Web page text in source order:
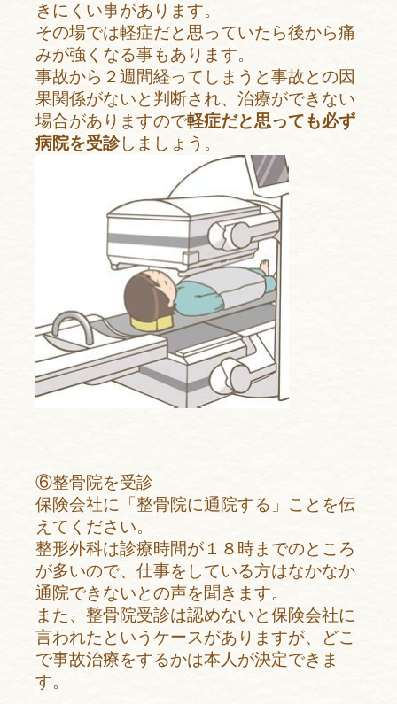
きにくい事があります。
その場では軽症だと思っていたら後から痛
みが強くなる事もあります。
事故から２週間経ってしまうと事故との因
果関係がないと判断され、治療ができない
場合がありますので軽症だと思っても必ず
病院を受診しましょう。
⑥整骨院を受診
保険会社に「整骨院に通院する」ことを伝
えてください。
整形外科は診療時間が１８時までのところ
が多いので、仕事をしている方はなかなか
通院できないとの声を聞きます。
また、整骨院受診は認めないと保険会社に
言われたというケースがありますが、どこ
で事故治療をするかは本人が決定できま
す。